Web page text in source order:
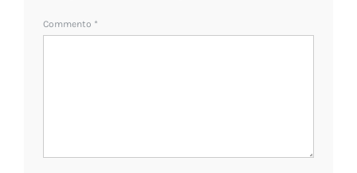
Commento *